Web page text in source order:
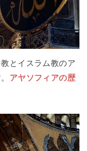
とイスラム教のア
アヤソフィアの歴